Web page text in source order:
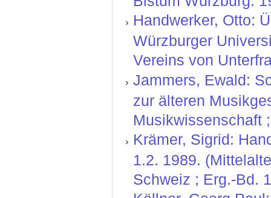
Handwerker, Otto:
Würzburger
Vereins von
Jammers, Ewald:
zur älteren
Musikwissenschaft
Krämer, Sigrid:
1.2. 1989.
Schweiz ; Erg.-Bd.